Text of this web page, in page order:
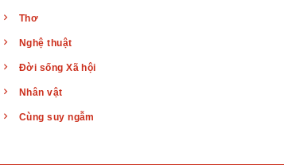
Thơ
Nghệ thuật
Đời sống Xã hội
Nhân vật
Cùng suy ngẫm